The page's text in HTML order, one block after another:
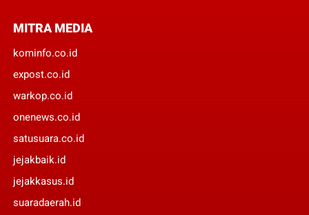
MITRA MEDIA
kominfo.co.id
expost.co.id
warkop.co.id
onenews.co.id
satusuara.co.id
jejakbaik.id
jejakkasus.id
suaradaerah.id